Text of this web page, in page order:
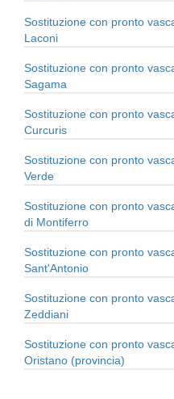
Sostituzione con pronto
Laconi
Sostituzione con pronto
Sagama
Sostituzione con pronto
Curcuris
Sostituzione con pronto
Verde
Sostituzione con pronto
di Montiferro
Sostituzione con pronto
Sant'Antonio
Sostituzione con pronto
Zeddiani
Sostituzione con pronto
Oristano (provincia)